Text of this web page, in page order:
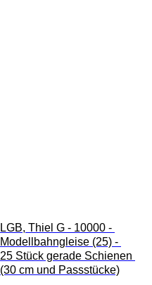
LGB, Thiel G - 10000 -
Modellbahngleise (25) -
25 Stück gerade Schienen
(30 cm und Passstücke)